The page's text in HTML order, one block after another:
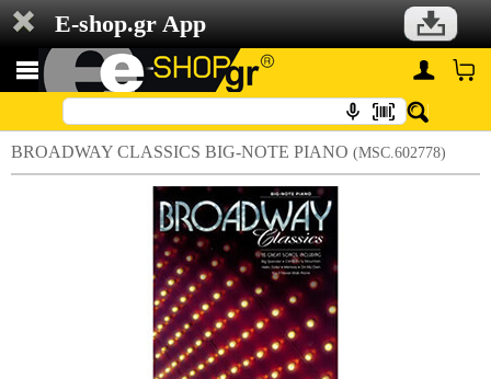
E-shop.gr App
BROADWAY CLASSICS BIG-NOTE PIANO (MSC.602778)